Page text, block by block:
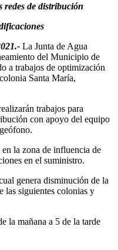
redes de distribución
La Junta de Agua
del Municipio de
a trabajos de optimización
Santa María,
trabajos para
con apoyo del equipo
la zona de influencia de
en el suministro.
genera disminución de la
las siguientes colonias y
la mañana a 5 de la tarde